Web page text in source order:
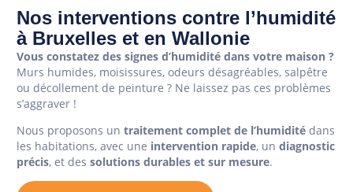
Nos interventions contre l’humidité
à Bruxelles et en Wallonie
Vous constatez des signes d’humidité dans votre maison ?
Murs humides, moisissures, odeurs désagréables, salpêtre
ou décollement de peinture ? Ne laissez pas ces problèmes
s’aggraver !
Nous proposons un traitement complet de l’humidité dans
les habitations, avec une intervention rapide, un diagnostic
précis, et des solutions durables et sur mesure.